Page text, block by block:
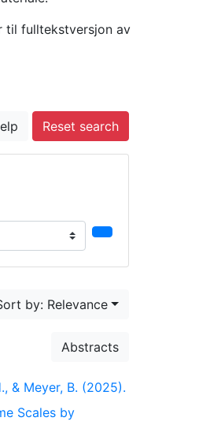
til fulltekstversjon av
Reset search
by: Relevance
Abstracts
& Meyer, B. (2025).
Scales by